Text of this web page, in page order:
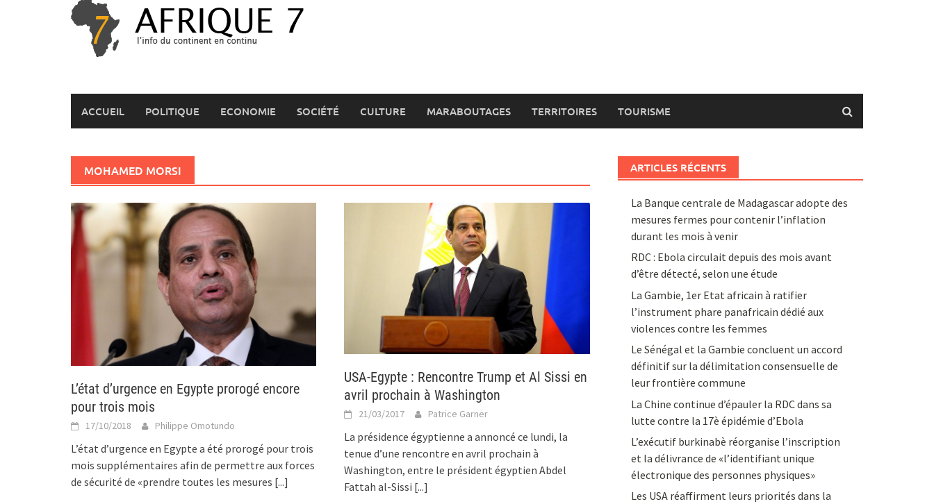
ACCUEIL POLITIQUE ECONOMIE SOCIÉTÉ CULTURE MARABOUTAGES TERRITOIRES TOURISME
MOHAMED MORSI
L’état d’urgence en Egypte prorogé encore
pour trois mois
17/10/2018 Philippe Omotundo
L’état d’urgence en Egypte a été prorogé pour trois
mois supplémentaires afin de permettre aux forces
de sécurité de «prendre toutes les mesures [...]
USA-Egypte : Rencontre Trump et Al Sissi en
avril prochain à Washington
21/03/2017 Patrice Garner
La présidence égyptienne a annoncé ce lundi, la
tenue d’une rencontre en avril prochain à
Washington, entre le président égyptien Abdel
Fattah al-Sissi [...]
ARTICLES RÉCENTS
La Banque centrale de Madagascar adopte des
mesures fermes pour contenir l’inflation
durant les mois à venir
RDC : Ebola circulait depuis des mois avant
d’être détecté, selon une étude
La Gambie, 1er Etat africain à ratifier
l’instrument phare panafricain dédié aux
violences contre les femmes
Le Sénégal et la Gambie concluent un accord
définitif sur la délimitation consensuelle de
leur frontière commune
La Chine continue d’épauler la RDC dans sa
lutte contre la 17è épidémie d’Ebola
L’exécutif burkinabè réorganise l’inscription
et la délivrance de «l’identifiant unique
électronique des personnes physiques»
Les USA réaffirment leurs priorités dans la